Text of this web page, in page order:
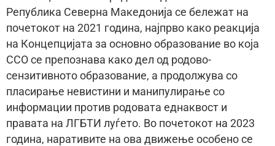
Република Северна Македонија се бележат на
почетокот на 2021 година, најпрво како реакција
на Концепцијата за основно образование во која
ССО се препознава како дел од родово-
сензитивното образование, а продолжува со
пласирање невистини и манипулирање со
информации против родовата еднаквост и
правата на ЛГБТИ луѓето. Во почетокот на 2023
година, наративите на ова движење особено се